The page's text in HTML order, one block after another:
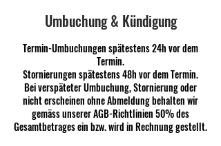
Umbuchung & Kündigung
Termin-Umbuchungen spätestens 24h vor dem
Termin.
Stornierungen spätestens 48h vor dem Termin.
Bei verspäteter Umbuchung, Stornierung oder
nicht erscheinen ohne Abmeldung behalten wir
gemäss unserer AGB-Richtlinien 50% des
Gesamtbetrages ein bzw. wird in Rechnung gestellt.